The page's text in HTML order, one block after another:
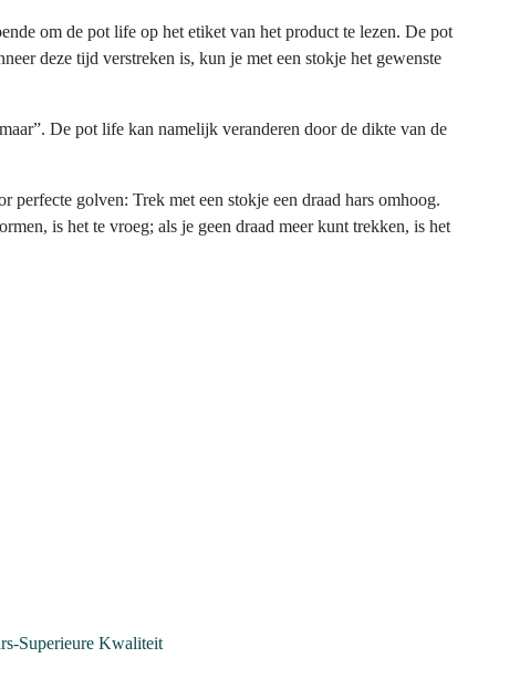
om de pot life op het etiket van het product te lezen. De pot
deze tijd verstreken is, kun je met een stokje het gewenste
De pot life kan namelijk veranderen door de dikte van de
golven: Trek met een stokje een draad hars omhoog.
is het te vroeg; als je geen draad meer kunt trekken, is het
Superieure Kwaliteit